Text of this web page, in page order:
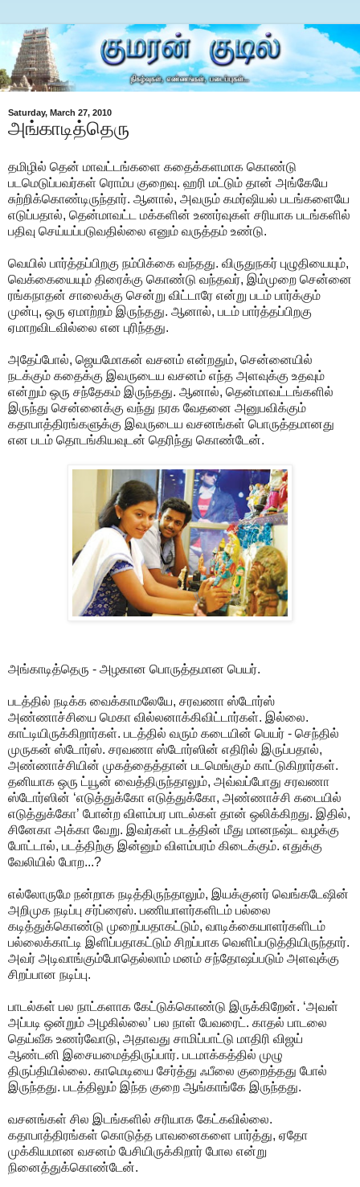
Saturday, March 27, 2010
அங்காடித்தெரு
தமிழில் தென் மாவட்டங்களை கதைக்களமாக கொண்டு
படமெடுப்பவர்கள் ரொம்ப குறைவு. ஹரி மட்டும் தான் அங்கேயே
சுற்றிக்கொண்டிருந்தார். ஆனால், அவரும் கமர்ஷியல் படங்களையே
எடுப்பதால், தென்மாவட்ட மக்களின் உணர்வுகள் சரியாக படங்களில்
பதிவு செய்யப்படுவதில்லை எனும் வருத்தம் உண்டு.
வெயில் பார்த்தப்பிறகு நம்பிக்கை வந்தது. விருதுநகர் புழுதியையும்,
வெக்கையையும் திரைக்கு கொண்டு வந்தவர், இம்முறை சென்னை
ரங்கநாதன் சாலைக்கு சென்று விட்டாரே என்று படம் பார்க்கும்
முன்பு, ஒரு ஏமாற்றம் இருந்தது. ஆனால், படம் பார்த்தப்பிறகு
ஏமாறவிடவில்லை என புரிந்தது.
அதேப்போல், ஜெயமோகன் வசனம் என்றதும், சென்னையில்
நடக்கும் கதைக்கு இவருடைய வசனம் எந்த அளவுக்கு உதவும்
என்றும் ஒரு சந்தேகம் இருந்தது. ஆனால், தென்மாவட்டங்களில்
இருந்து சென்னைக்கு வந்து நரக வேதனை அனுபவிக்கும்
கதாபாத்திரங்களுக்கு இவருடைய வசனங்கள் பொருத்தமானது
என படம் தொடங்கியவுடன் தெரிந்து கொண்டேன்.
அங்காடித்தெரு - அழகான பொருத்தமான பெயர்.
படத்தில் நடிக்க வைக்காமலேயே, சரவணா ஸ்டோர்ஸ்
அண்ணாச்சியை மெகா வில்லனாக்கிவிட்டார்கள். இல்லை.
காட்டியிருக்கிறார்கள். படத்தில் வரும் கடையின் பெயர் - செந்தில்
முருகன் ஸ்டோர்ஸ். சரவணா ஸ்டோர்ஸின் எதிரில் இருப்பதால்,
அண்ணாச்சியின் முகத்தைத்தான் படமெங்கும் காட்டுகிறார்கள்.
தனியாக ஒரு ட்யூன் வைத்திருந்தாலும், அவ்வப்போது சரவணா
ஸ்டோர்ஸின் ‘எடுத்துக்கோ எடுத்துக்கோ, அண்ணாச்சி கடையில்
எடுத்துக்கோ’ போன்ற விளம்பர பாடல்கள் தான் ஒலிக்கிறது. இதில்,
சினேகா அக்கா வேறு. இவர்கள் படத்தின் மீது மானநஷ்ட வழக்கு
போட்டால், படத்திற்கு இன்னும் விளம்பரம் கிடைக்கும். எதுக்கு
வேலியில் போற...?
எல்லோருமே நன்றாக நடித்திருந்தாலும், இயக்குனர் வெங்கடேஷின்
அறிமுக நடிப்பு சர்ப்ரைஸ். பணியாளர்களிடம் பல்லை
கடித்துக்கொண்டு முறைப்பதாகட்டும், வாடிக்கையாளர்களிடம்
பல்லைக்காட்டி இளிப்பதாகட்டும் சிறப்பாக வெளிப்படுத்தியிருந்தார்.
அவர் அடிவாங்கும்போதெல்லாம் மனம் சந்தோஷப்படும் அளவுக்கு
சிறப்பான நடிப்பு.
பாடல்கள் பல நாட்களாக கேட்டுக்கொண்டு இருக்கிறேன். ‘அவள்
அப்படி ஒன்றும் அழகில்லை’ பல நாள் பேவரைட். காதல் பாடலை
தெய்வீக உணர்வோடு, அதாவது சாமிப்பாட்டு மாதிரி விஜய்
ஆண்டனி இசையமைத்திருப்பார். படமாக்கத்தில் முழு
திருப்தியில்லை. காமெடியை சேர்த்து ஃபீலை குறைத்தது போல்
இருந்தது. படத்திலும் இந்த குறை ஆங்காங்கே இருந்தது.
வசனங்கள் சில இடங்களில் சரியாக கேட்கவில்லை.
கதாபாத்திரங்கள் கொடுத்த பாவனைகளை பார்த்து, ஏதோ
முக்கியமான வசனம் பேசியிருக்கிறார் போல என்று
நினைத்துக்கொண்டேன்.